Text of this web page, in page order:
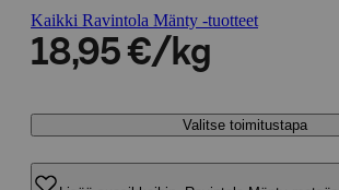
Kaikki Ravintola Mänty -tuotteet
18,95 €/kg
Valitse toimitustapa